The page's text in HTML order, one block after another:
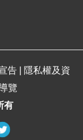
告
隱私權及資
覽
有